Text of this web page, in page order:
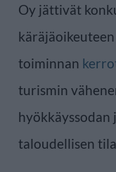
Oy jättivät
toiminnan
turismin
hyökkäyssodan
taloudellisen